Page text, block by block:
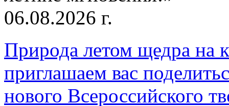
06.08.2026 г.
Природа летом щедра на
приглашаем вас
нового Всероссийского